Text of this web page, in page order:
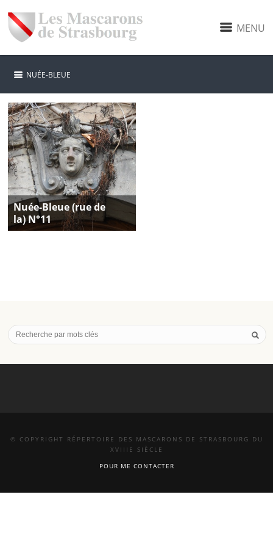
MENU
NUÉE-BLEUE
Nuée-Bleue (rue de
la) N°11
© COPYRIGHT RÉPERTOIRE DES MASCARONS DE STRASBOURG DU
XVIIIE SIÈCLE
POUR ME CONTACTER